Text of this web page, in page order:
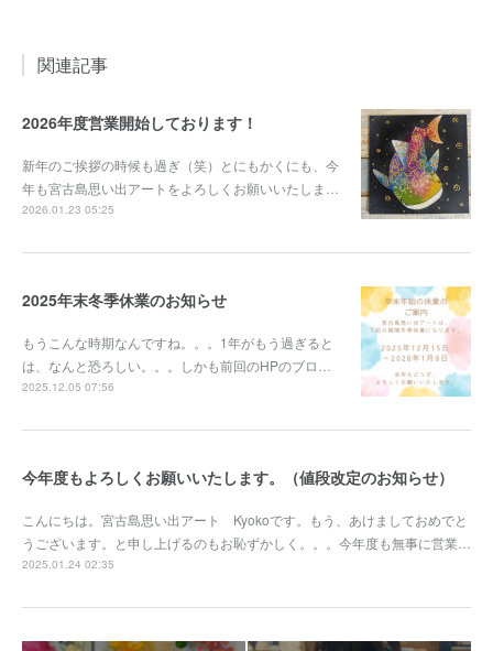
関連記事
2026年度営業開始しております！
新年のご挨拶の時候も過ぎ（笑）とにもかくにも、今
年も宮古島思い出アートをよろしくお願いいたしま…
2026.01.23 05:25
2025年末冬季休業のお知らせ
もうこんな時期なんですね。。。1年がもう過ぎると
は、なんと恐ろしい。。。しかも前回のHPのブロ…
2025.12.05 07:56
今年度もよろしくお願いいたします。（値段改定のお知らせ）
こんにちは。宮古島思い出アート Kyokoです。もう、あけましておめでと
うございます。と申し上げるのもお恥ずかしく。。。今年度も無事に営業…
2025.01.24 02:35